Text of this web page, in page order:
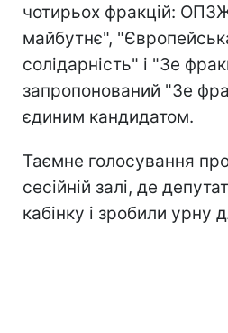
чотирьох фракцій:
майбутнє",
солідарність" і "Зе
запропонований "Зе
єдиним кандидатом.
Таємне голосування
сесійній залі, де
кабінку і зробили урну